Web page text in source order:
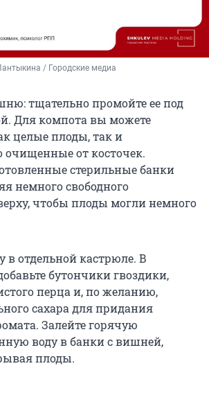
/ Городские медиа
тщательно промойте ее под
Для компота вы можете
целые плоды, так и
очищенные от косточек.
стерильные банки
немного свободного
чтобы плоды могли немного
в отдельной кастрюле. В
бутончики гвоздики,
перца и, по желанию,
сахара для придания
Залейте горячую
воду в банки с вишней,
плоды.